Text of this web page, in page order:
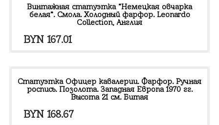
Винтажная статуэтка “Немецкая овчарка
белая”. Смола. Холодный фарфор. Leonardo
Collection, Англия
BYN 167.01
Статуэтка Офицер кавалерии. Фарфор. Ручная
роспись. Позолота. Западная Европа 1970 гг.
Высота 21 см. Битая
BYN 168.67